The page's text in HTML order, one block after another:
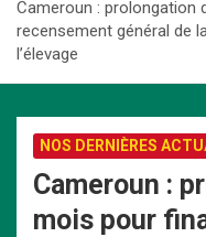
Cameroun : prolongation
recensement général de
l’élevage
NOS DERNIÈRES
Cameroun :
mois pour